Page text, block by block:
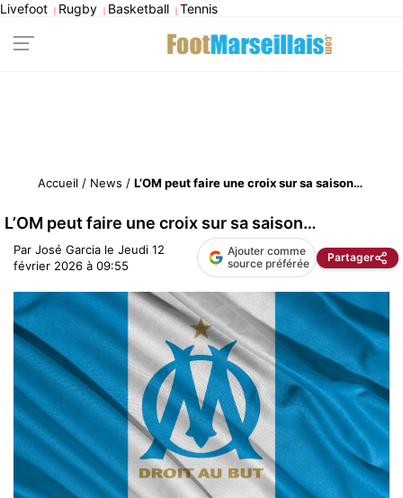
Livefoot | Rugby | Basketball | Tennis
Accueil / News / L’OM peut faire une croix sur sa saison…
L’OM peut faire une croix sur sa saison…
Par José Garcia le Jeudi 12
février 2026 à 09:55
Ajouter comme
source préférée
Partager